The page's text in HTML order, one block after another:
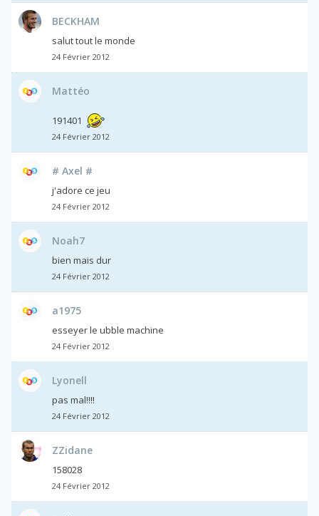
BECKHAM
salut tout le monde
24 Février 2012
Mattéo
191401
24 Février 2012
# Axel #
j'adore ce jeu
24 Février 2012
Noah7
bien mais dur
24 Février 2012
a1975
esseyer le ubble machine
24 Février 2012
Lyonell
pas mal!!!!
24 Février 2012
ZZidane
158028
24 Février 2012